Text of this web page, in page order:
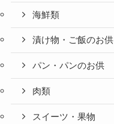
海鮮類
漬け物・ご飯のお供
パン・パンのお供
肉類
スイーツ・果物